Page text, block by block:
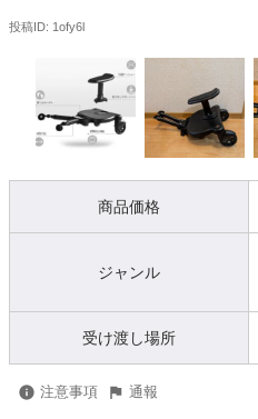
投稿ID: 1ofy6l
商品価格
ジャンル
受け渡し場所
注意事項 通報